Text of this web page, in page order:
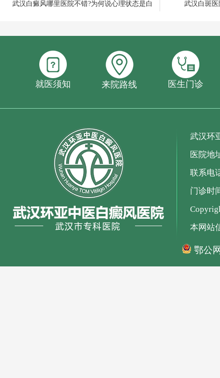
武汉白癜风哪里医院不错?为何说心理状态是白
武汉白斑
就医须知 来院路线 医生门诊
武汉环
医院地
联系电
门诊时
本网站
鄂公